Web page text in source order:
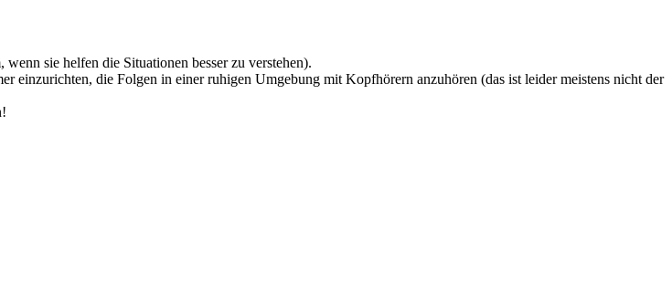
sie helfen die Situationen besser zu verstehen).
einzurichten, die Folgen in einer ruhigen Umgebung mit Kopfhörern anzuhören (das ist leider meistens nicht der